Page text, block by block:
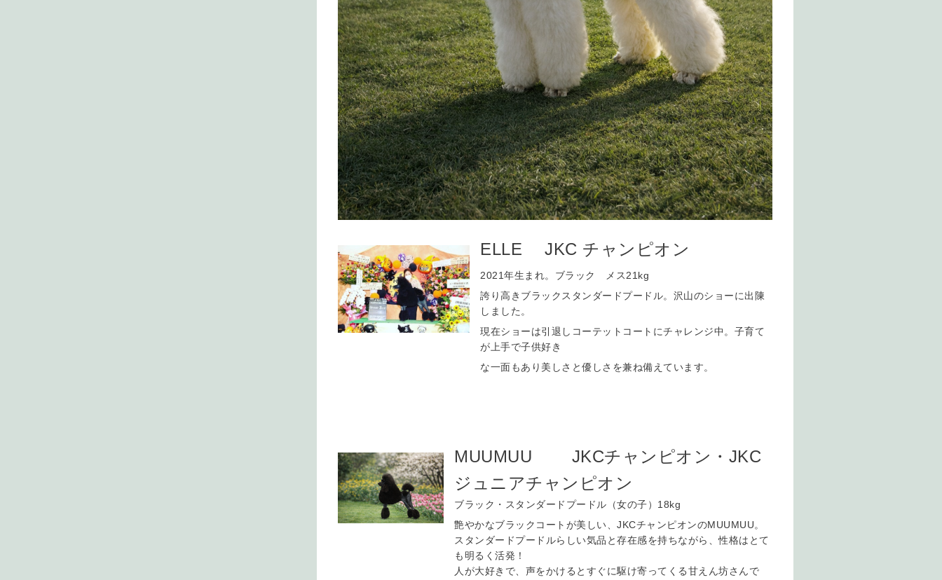
ELLE JKC チャンピオン
2021年生まれ。ブラック メス21kg
誇り高きブラックスタンダードプードル。沢山のショーに出陳
しました。
現在ショーは引退しコーテットコートにチャレンジ中。子育て
が上手で子供好き
な一面もあり美しさと優しさを兼ね備えています。
MUUMUU JKCチャンピオン・JKC
ジュニアチャンピオン
ブラック・スタンダードプードル（女の子）18kg
艶やかなブラックコートが美しい、JKCチャンピオンのMUUMUU。
スタンダードプードルらしい気品と存在感を持ちながら、性格はとて
も明るく活発！
人が大好きで、声をかけるとすぐに駆け寄ってくる甘えん坊さんで